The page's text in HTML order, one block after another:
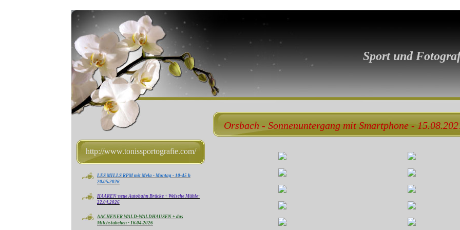
Sport und
http://www.tonissportografie.com/
LES MILLS RPM mit Mela - Montag - 10-45 h
20.05.2026
HAAREN-neue Autobahn Brücke + Welsche Mühle-
22.04.2026
AACHENER WALD-WALDHAUSEN + das
Milchstübchen - 16.04.2026
Orsbach - Sonnenuntergang mit Smartphone -